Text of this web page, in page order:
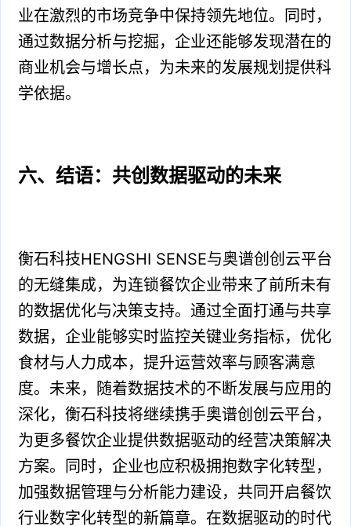
业在激烈的市场竞争中保持领先地位。同时，
通过数据分析与挖掘，企业还能够发现潜在的
商业机会与增长点，为未来的发展规划提供科
学依据。
六、结语：共创数据驱动的未来
衡石科技HENGSHI SENSE与奥谱创创云平台
的无缝集成，为连锁餐饮企业带来了前所未有
的数据优化与决策支持。通过全面打通与共享
数据，企业能够实时监控关键业务指标，优化
食材与人力成本，提升运营效率与顾客满意
度。未来，随着数据技术的不断发展与应用的
深化，衡石科技将继续携手奥谱创创云平台，
为更多餐饮企业提供数据驱动的经营决策解决
方案。同时，企业也应积极拥抱数字化转型，
加强数据管理与分析能力建设，共同开启餐饮
行业数字化转型的新篇章。在数据驱动的时代